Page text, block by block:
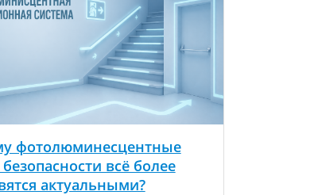
фотолюминесцентные
всё более
актуальными?